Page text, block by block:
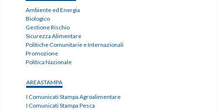
Ambiente ed Energia
Biologico
Gestione Rischio
Sicurezza Alimentare
Politiche Comunitarie e Internazionali
Promozione
Politica Nazionale
AREASTAMPA
I Comunicati Stampa Agroalimentare
I Comunicati Stampa Pesca